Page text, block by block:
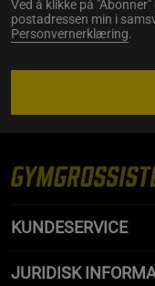
Ved å klikke på
postadressen min i
Personvernerklæring.
KUNDESERVICE
JURIDISK